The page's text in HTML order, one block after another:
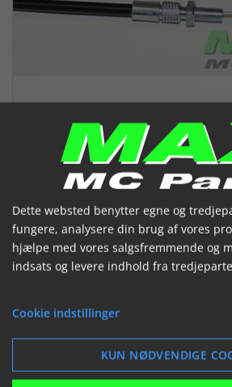
CHOKERKABEL BMW
(048409)


Dette websted benytter egne og
fungere, analysere din brug af vores
hjælpe med vores salgsfremmende og
indsats og levere indhold fra
Cookie indstillinger
KUN NØDVENDIGE